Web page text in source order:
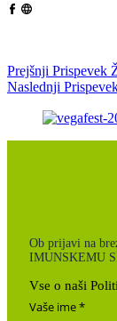
Prejšnji Prispevek
Naslednji
Ob prijavi na
IMUNSKEMU
Vse o naši
Vaše ime